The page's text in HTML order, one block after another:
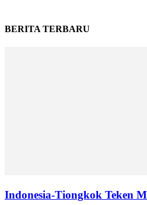
BERITA TERBARU
Indonesia-Tiongkok Teken